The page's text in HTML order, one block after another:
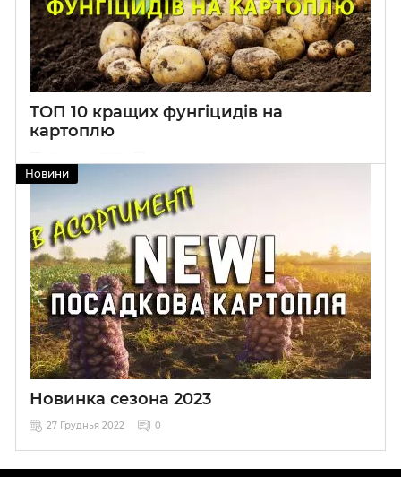
ТОП 10 кращих фунгіцидів на
картоплю
Новини
Новинка сезона 2023
27 Груднья 2022 0